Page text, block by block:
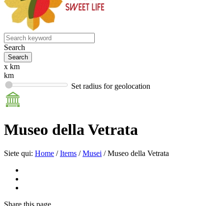
Search
x km
km
Set radius for geolocation
Museo della Vetrata
Siete qui: Home / Items / Musei / Museo della Vetrata